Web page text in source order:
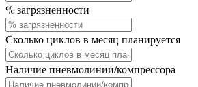
% загрязненности
Сколько циклов в месяц планируется
Наличие пневмолинии/компрессора